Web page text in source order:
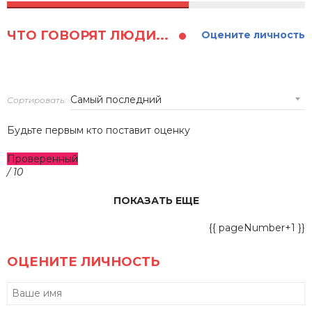
ЧТО ГОВОРЯТ ЛЮДИ... Оцените личность
Сортировать:
Будьте первым кто поставит оценку
Проверенный
/ 10
ПОКАЗАТЬ ЕЩЕ
{{ pageNumber+1 }}
ОЦЕНИТЕ ЛИЧНОСТЬ